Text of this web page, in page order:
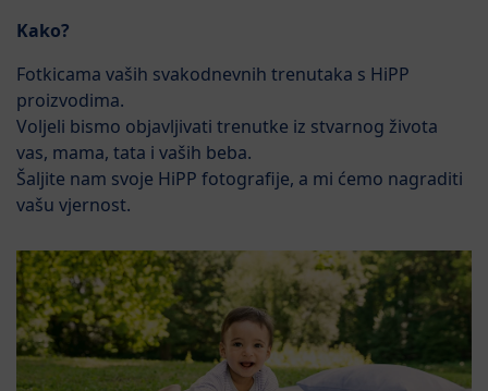
Kako?
Fotkicama vaših svakodnevnih trenutaka s HiPP
proizvodima.
Voljeli bismo objavljivati trenutke iz stvarnog života
vas, mama, tata i vaših beba.
Šaljite nam svoje HiPP fotografije, a mi ćemo nagraditi
vašu vjernost.